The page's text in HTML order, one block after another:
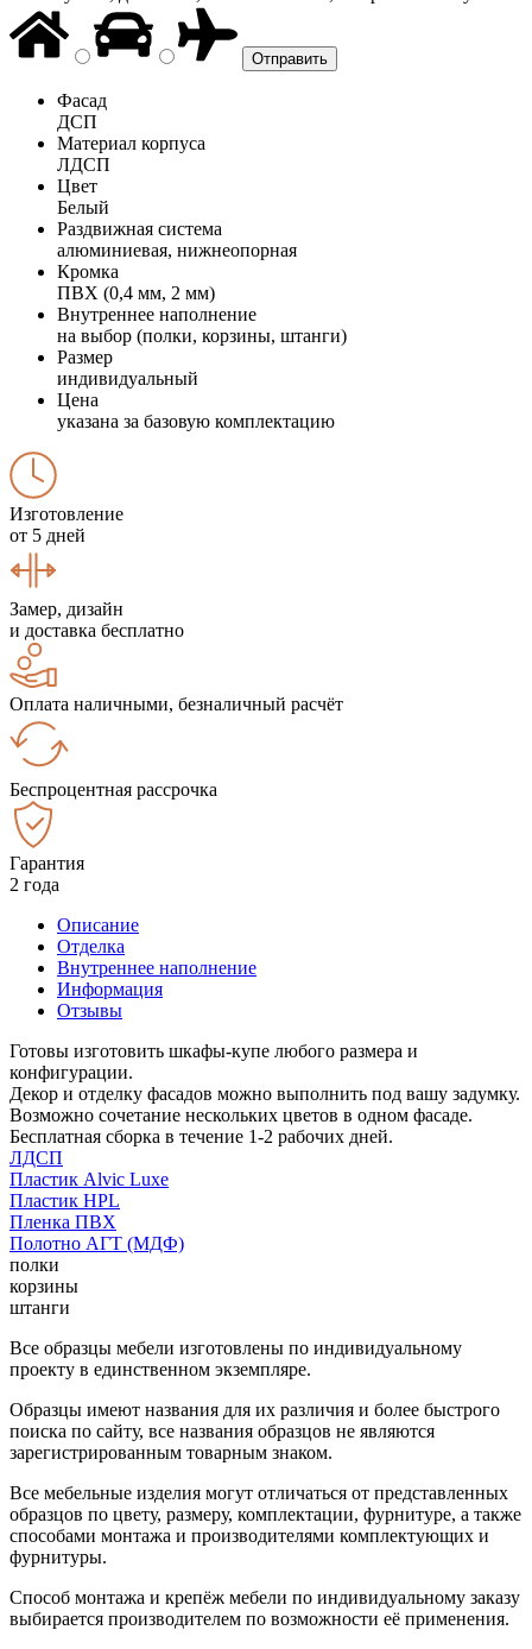
Фасад
ДСП
Материал корпуса
ЛДСП
Цвет
Белый
Раздвижная система
алюминиевая, нижнеопорная
Кромка
ПВХ (0,4 мм, 2 мм)
Внутреннее наполнение
на выбор (полки, корзины, штанги)
Размер
индивидуальный
Цена
указана за базовую комплектацию
Изготовление
от 5 дней
Замер, дизайн
и доставка бесплатно
Оплата наличными, безналичный расчёт
Беспроцентная рассрочка
Гарантия
2 года
Описание
Отделка
Внутреннее наполнение
Информация
Отзывы
Готовы изготовить шкафы-купе любого размера и
конфигурации.
Декор и отделку фасадов можно выполнить под вашу задумку.
Возможно сочетание нескольких цветов в одном фасаде.
Бесплатная сборка в течение 1-2 рабочих дней.
ЛДСП
Пластик Alvic Luxe
Пластик HPL
Пленка ПВХ
Полотно АГТ (МДФ)
полки
корзины
штанги
Все образцы мебели изготовлены по индивидуальному
проекту в единственном экземпляре.
Образцы имеют названия для их различия и более быстрого
поиска по сайту, все названия образцов не являются
зарегистрированным товарным знаком.
Все мебельные изделия могут отличаться от представленных
образцов по цвету, размеру, комплектации, фурнитуре, а также
способами монтажа и производителями комплектующих и
фурнитуры.
Способ монтажа и крепёж мебели по индивидуальному заказу
выбирается производителем по возможности её применения.